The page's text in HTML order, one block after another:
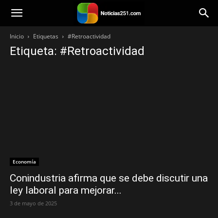
Noticias251
Inicio Etiquetas #Retroactividad
Etiqueta: #Retroactividad
Economía
Conindustria afirma que se debe discutir una
ley laboral para mejorar...
3 de mayo de 2025